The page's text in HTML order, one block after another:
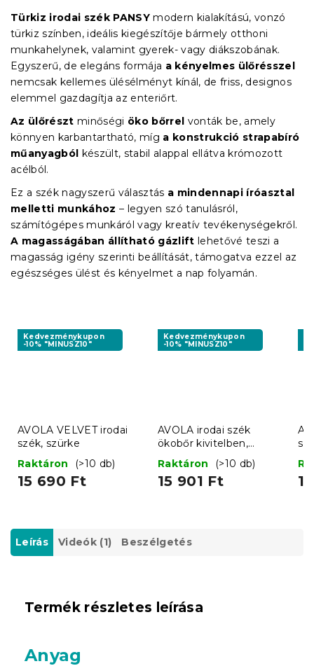
Türkiz irodai szék PANSY modern kialakítású, vonzó
türkiz színben, ideális kiegészítője bármely otthoni
munkahelynek, valamint gyerek- vagy diákszobának.
Egyszerű, de elegáns formája a kényelmes ülőrésszel
nemcsak kellemes ülésélményt kínál, de friss, designos
elemmel gazdagítja az enteriőrt.
Az ülőrészt minőségi öko bőrrel vonták be, amely
könnyen karbantartható, míg a konstrukció strapabíró
műanyagból készült, stabil alappal ellátva krómozott
acélból.
Ez a szék nagyszerű választás a mindennapi íróasztal
melletti munkához – legyen szó tanulásról,
számítógépes munkáról vagy kreatív tevékenységekről.
A magasságában állítható gázlift lehetővé teszi a
magasság igény szerinti beállítását, támogatva ezzel az
egészséges ülést és kényelmet a nap folyamán.
Kedvezménykupon
-10% "MINUSZ10"
AVOLA VELVET irodai
szék, szürke
Raktáron
(>10 db)
15 690 Ft
Kedvezménykupon
-10% "MINUSZ10"
AVOLA irodai szék
ökobőr kivitelben,
szürke-fehér
Raktáron (>10 db)
15 901 Ft
Leírás Videók (1) Beszélgetés
Termék részletes leírása
Anyag